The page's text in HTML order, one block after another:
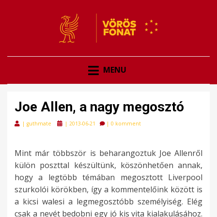
VÖRÖS FONAT
MENU
Joe Allen, a nagy megosztó
| guthmate
Posted
| 2013-06-21 | 0 komment
Mint már többször is beharangoztuk Joe Allenről
külön poszttal készültünk, köszönhetően annak,
hogy a legtöbb témában megosztott Liverpool
szurkolói körökben, így a kommentelőink között is
a kicsi walesi a legmegosztóbb személyiség. Elég
csak a nevét bedobni egy jó kis vita kialakulásához.